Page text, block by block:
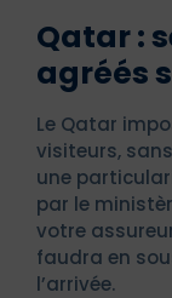
Qatar :
agréés
Le Qatar
visiteurs,
une
par le
votre
faudra en
l’arrivée.